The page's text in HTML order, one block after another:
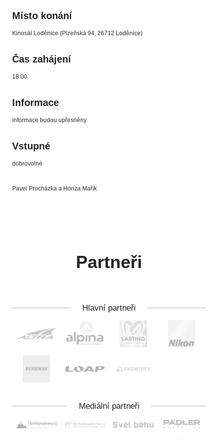
Místo konání
Kinosál Loděnice (Plzeňská 94, 26712 Loděnice)
Čas zahájení
18:00
Informace
informace budou upřesněny
Vstupné
dobrovolné
Pavel Procházka a Honza Mařík
Partneři